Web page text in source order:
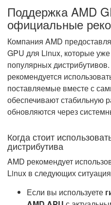
Поддержка AMD
официальные
Компания AMD
GPU для Linux, которые
популярных
рекомендуется
поставляемые вместе с
обеспечивают стабильную
обновляются через
Когда стоит
дистрибутива
AMD рекомендует
Linux в следующих
Если вы используете